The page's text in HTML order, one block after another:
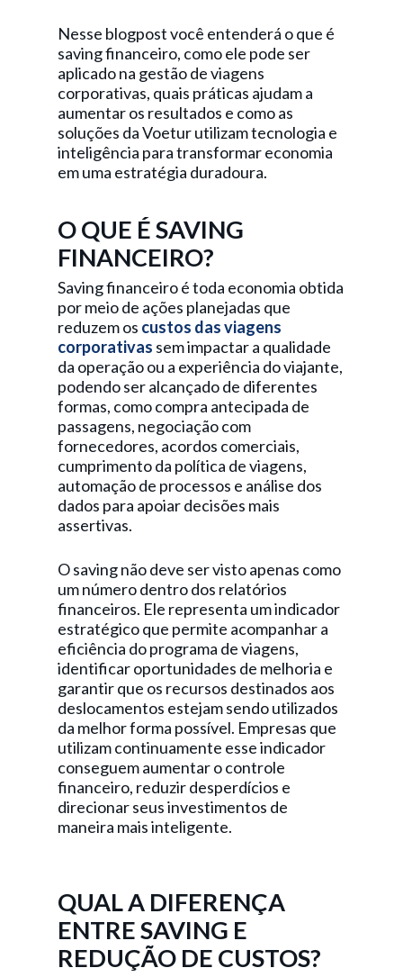
Nesse blogpost você entenderá o que é
saving financeiro, como ele pode ser
aplicado na gestão de viagens
corporativas, quais práticas ajudam a
aumentar os resultados e como as
soluções da Voetur utilizam tecnologia e
inteligência para transformar economia
em uma estratégia duradoura.
O QUE É SAVING
FINANCEIRO?
Saving financeiro é toda economia obtida
por meio de ações planejadas que
reduzem os custos das viagens
corporativas sem impactar a qualidade
da operação ou a experiência do viajante,
podendo ser alcançado de diferentes
formas, como compra antecipada de
passagens, negociação com
fornecedores, acordos comerciais,
cumprimento da política de viagens,
automação de processos e análise dos
dados para apoiar decisões mais
assertivas.
O saving não deve ser visto apenas como
um número dentro dos relatórios
financeiros. Ele representa um indicador
estratégico que permite acompanhar a
eficiência do programa de viagens,
identificar oportunidades de melhoria e
garantir que os recursos destinados aos
deslocamentos estejam sendo utilizados
da melhor forma possível. Empresas que
utilizam continuamente esse indicador
conseguem aumentar o controle
financeiro, reduzir desperdícios e
direcionar seus investimentos de
maneira mais inteligente.
QUAL A DIFERENÇA
ENTRE SAVING E
REDUÇÃO DE CUSTOS?